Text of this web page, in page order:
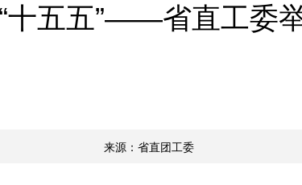
十五五”——省直工委
来源：省直团工委